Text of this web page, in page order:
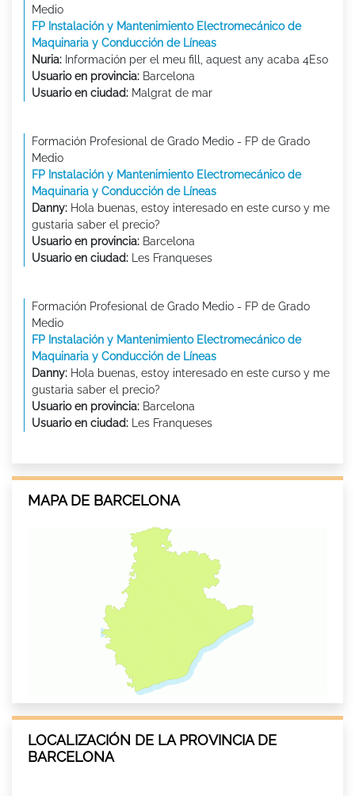
Medio
FP Instalación y Mantenimiento Electromecánico de
Maquinaria y Conducción de Líneas
Nuria: Información per el meu fill, aquest any acaba 4Eso
Usuario en provincia: Barcelona
Usuario en ciudad: Malgrat de mar
Formación Profesional de Grado Medio - FP de Grado
Medio
FP Instalación y Mantenimiento Electromecánico de
Maquinaria y Conducción de Líneas
Danny: Hola buenas, estoy interesado en este curso y me
gustaria saber el precio?
Usuario en provincia: Barcelona
Usuario en ciudad: Les Franqueses
Formación Profesional de Grado Medio - FP de Grado
Medio
FP Instalación y Mantenimiento Electromecánico de
Maquinaria y Conducción de Líneas
Danny: Hola buenas, estoy interesado en este curso y me
gustaria saber el precio?
Usuario en provincia: Barcelona
Usuario en ciudad: Les Franqueses
MAPA DE BARCELONA
LOCALIZACIÓN DE LA PROVINCIA DE
BARCELONA